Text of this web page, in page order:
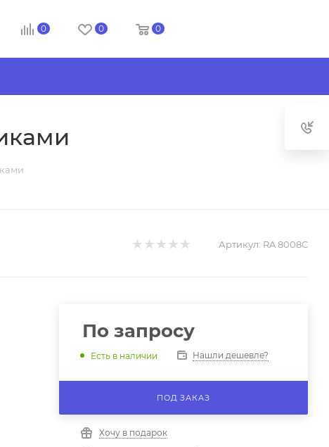
0 0 0
Артикул: RA 8008C
По запросу
Есть в наличии Нашли дешевле?
ПОД ЗАКАЗ
Хочу в подарок